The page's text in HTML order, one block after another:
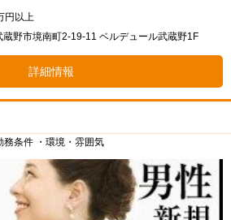
円以上
蔵野市境南町2-19-11 ベルデュール武蔵野1F
詳細情報
務条件 ・環境・雰囲気